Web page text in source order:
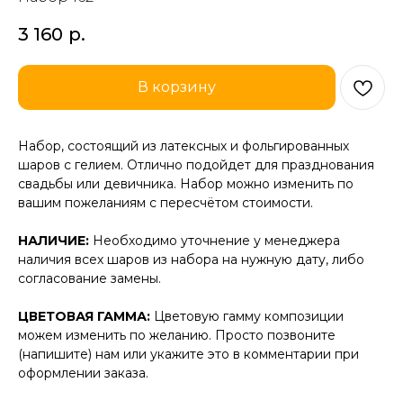
3 160 р.
В корзину
Набор, состоящий из латексных и фольгированных
шаров с гелием. Отлично подойдет для празднования
свадьбы или девичника. Набор можно изменить по
вашим пожеланиям с пересчётом стоимости.
НАЛИЧИЕ: Необходимо уточнение у менеджера
наличия всех шаров из набора на нужную дату, либо
согласование замены.
ЦВЕТОВАЯ ГАММА: Цветовую гамму композиции
можем изменить по желанию. Просто позвоните
(напишите) нам или укажите это в комментарии при
оформлении заказа.